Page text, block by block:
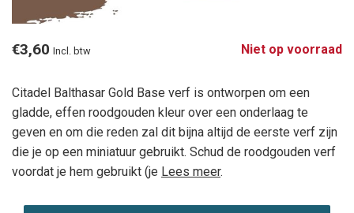
€3,60 Incl. btw Niet op voorraad
Citadel Balthasar Gold Base verf is ontworpen om een
gladde, effen roodgouden kleur over een onderlaag te
geven en om die reden zal dit bijna altijd de eerste verf zijn
die je op een miniatuur gebruikt. Schud de roodgouden verf
voordat je hem gebruikt (je Lees meer.